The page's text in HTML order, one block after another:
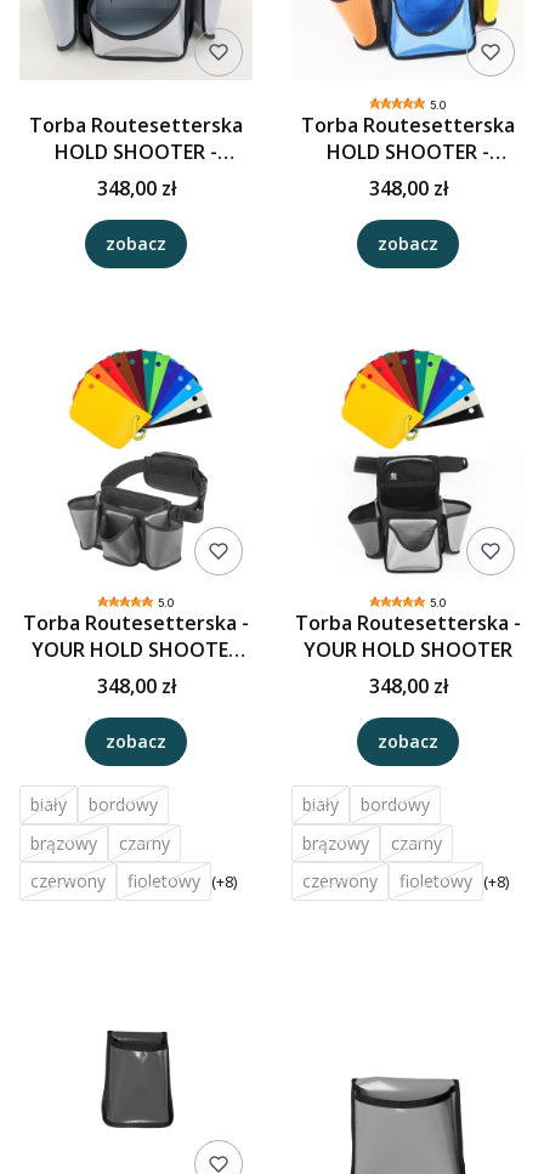
Torba Routesetterska
HOLD SHOOTER -
czarny/szary
348,00 zł
zobacz
5.0
Torba Routesetterska
HOLD SHOOTER -
Czarny/Niebieski/Pomar
ańcz/Żółty
348,00 zł
zobacz
5.0
Torba Routesetterska -
YOUR HOLD SHOOTER
MINI
348,00 zł
zobacz
biały
bordowy
brązowy
czarny
czerwony
fioletowy (+8)
5.0
Torba Routesetterska -
YOUR HOLD SHOOTER
348,00 zł
zobacz
biały
bordowy
brązowy
czarny
czerwony
fioletowy (+8)